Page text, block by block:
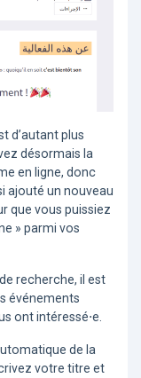
d’autant plus
désormais la
en ligne, donc
ajouté un nouveau
que vous puissiez
» parmi vos
recherche, il est
événements
ont intéressé⋅e.
de la
votre titre et